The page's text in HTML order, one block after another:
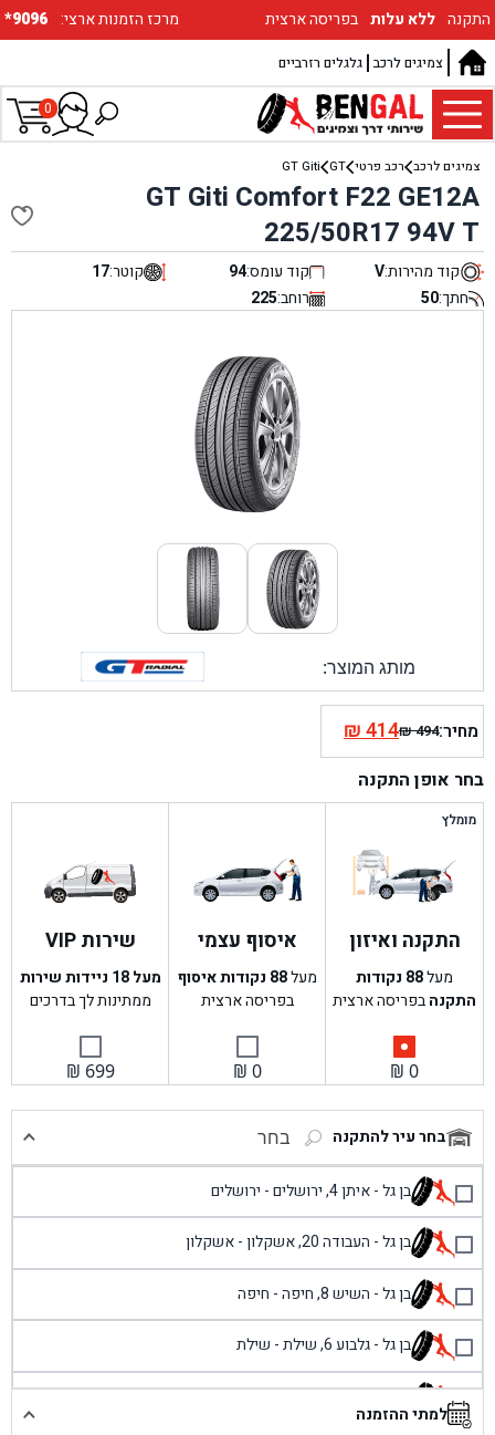
*9096 :מרכז הזמנות ארצי התקנה ללא עלות בפריסה ארצית
גלגלים רזרביים צמיגים לרכב
0
צמיגים לרכב רכב פרטי GT
GT Giti
GT Giti Comfort F22 GE12A
225/50R17 94V T
קוד מהירות:V קוד עומס:94 קוטר:17
חתך:50 רוחב:225
מותג המוצר:
מחיר: ₪494
המחיר
המקורי
היה:
₪414המחיר
הנוכחי
הוא:
בחר אופן התקנה
מומלץ
התקנה ואיזון
מעל88 נקודות
התקנהבפריסה ארצית
₪ 0
איסוף עצמי
מעל88 נקודות איסוף
בפריסה ארצית
₪ 0
שירות VIP
מעל 18 ניידות שירות
ממתינות לך בדרכים
₪ 699
בחר עיר להתקנה בחר
בן גל - איתן 4, ירושלים - ירושלים
בן גל - העבודה 20, אשקלון - אשקלון
בן גל - השיש 8, חיפה - חיפה
בן גל - גלבוע 6, שילת - שילת
בן גל - פוריידיס, כניסה צפונית מול כביש 4 - פרדיס
למתי ההזמנה